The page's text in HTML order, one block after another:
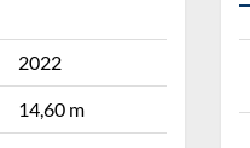
2022
14,60 m